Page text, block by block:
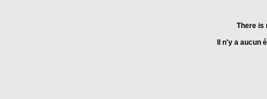
There is
Il n'y a aucun